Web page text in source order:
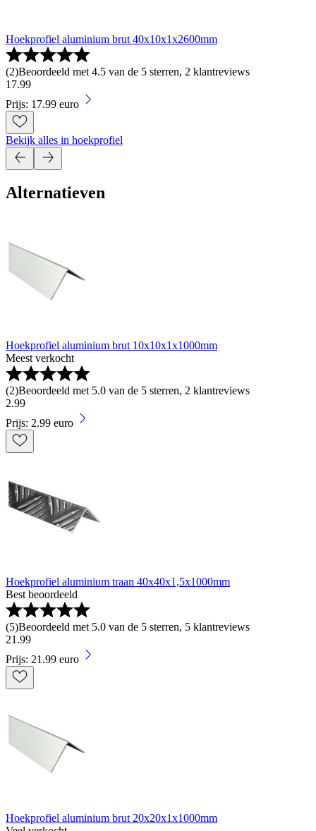
Hoekprofiel aluminium brut 40x10x1x2600mm
(2)Beoordeeld met 4.5 van de 5 sterren, 2 klantreviews
17.99
Prijs: 17.99 euro
Bekijk alles in hoekprofiel
Alternatieven
Hoekprofiel aluminium brut 10x10x1x1000mm
Meest verkocht
(2)Beoordeeld met 5.0 van de 5 sterren, 2 klantreviews
2.99
Prijs: 2.99 euro
Hoekprofiel aluminium traan 40x40x1,5x1000mm
Best beoordeeld
(5)Beoordeeld met 5.0 van de 5 sterren, 5 klantreviews
21 .99
Prijs: 21.99 euro
Hoekprofiel aluminium brut 20x20x1x1000mm